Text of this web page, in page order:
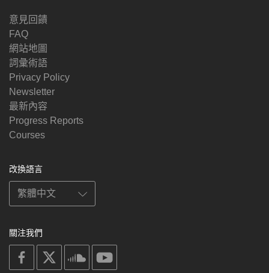
意見回饋
FAQ
網站地圖
詞彙術語
Privacy Policy
Newsletter
最新內容
Progress Reports
Courses
改換語言
關注我們
on
facebook
soundcloud